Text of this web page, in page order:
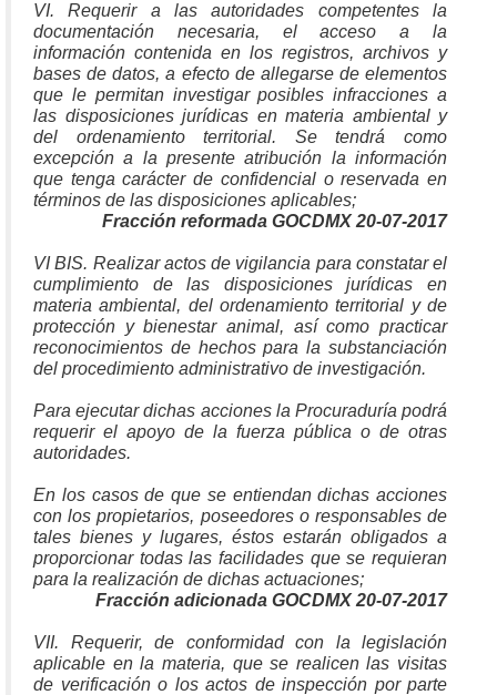
VI. Requerir a las autoridades competentes la
documentación necesaria, el acceso a la
información contenida en los registros, archivos y
bases de datos, a efecto de allegarse de elementos
que le permitan investigar posibles infracciones a
las disposiciones jurídicas en materia ambiental y
del ordenamiento territorial. Se tendrá como
excepción a la presente atribución la información
que tenga carácter de confidencial o reservada en
términos de las disposiciones aplicables;
Fracción reformada GOCDMX 20-07-2017
VI BIS. Realizar actos de vigilancia para constatar el
cumplimiento de las disposiciones jurídicas en
materia ambiental, del ordenamiento territorial y de
protección y bienestar animal, así como practicar
reconocimientos de hechos para la substanciación
del procedimiento administrativo de investigación.
Para ejecutar dichas acciones la Procuraduría podrá
requerir el apoyo de la fuerza pública o de otras
autoridades.
En los casos de que se entiendan dichas acciones
con los propietarios, poseedores o responsables de
tales bienes y lugares, éstos estarán obligados a
proporcionar todas las facilidades que se requieran
para la realización de dichas actuaciones;
Fracción adicionada GOCDMX 20-07-2017
VII. Requerir, de conformidad con la legislación
aplicable en la materia, que se realicen las visitas
de verificación o los actos de inspección por parte